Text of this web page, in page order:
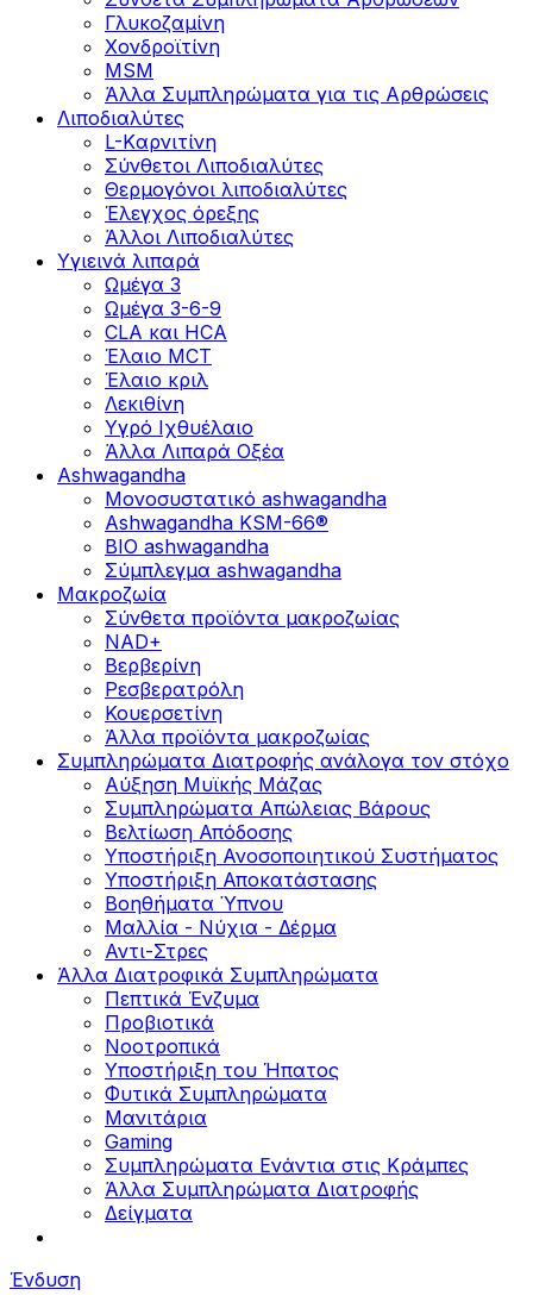
Γλυκοζαμίνη
Χονδροϊτίνη
MSM
Άλλα Συμπληρώματα για τις Αρθρώσεις
Λιποδιαλύτες
L-Kαρνιτίνη
Σύνθετοι Λιποδιαλύτες
Θερμογόνοι λιποδιαλύτες
Έλεγχος όρεξης
Άλλοι Λιποδιαλύτες
Υγιεινά λιπαρά
Ωμέγα 3
Ωμέγα 3-6-9
CLA και HCA
Έλαιο MCT
Έλαιο κριλ
Λεκιθίνη
Υγρό Ιχθυέλαιο
Άλλα Λιπαρά Οξέα
Ashwagandha
Μονοσυστατικό ashwagandha
Ashwagandha KSM-66®
BIO ashwagandha
Σύμπλεγμα ashwagandha
Μακροζωία
Σύνθετα προϊόντα μακροζωίας
NAD+
Βερβερίνη
Ρεσβερατρόλη
Κουερσετίνη
Άλλα προϊόντα μακροζωίας
Συμπληρώματα Διατροφής ανάλογα τον στόχο
Αύξηση Μυϊκής Μάζας
Συμπληρώματα Aπώλειας Βάρους
Βελτίωση Απόδοσης
Υποστήριξη Ανοσοποιητικού Συστήματος
Yποστήριξη Αποκατάστασης
Βοηθήματα Ύπνου
Μαλλία - Νύχια - Δέρμα
Αντι-Στρες
Άλλα Διατροφικά Συμπληρώματα
Πεπτικά Ένζυμα
Προβιοτικά
Νοοτροπικά
Υποστήριξη του Ήπατος
Φυτικά Συμπληρώματα
Μανιτάρια
Gaming
Συμπληρώματα Ενάντια στις Κράμπες
Άλλα Συμπληρώματα Διατροφής
Δείγματα
Ένδυση